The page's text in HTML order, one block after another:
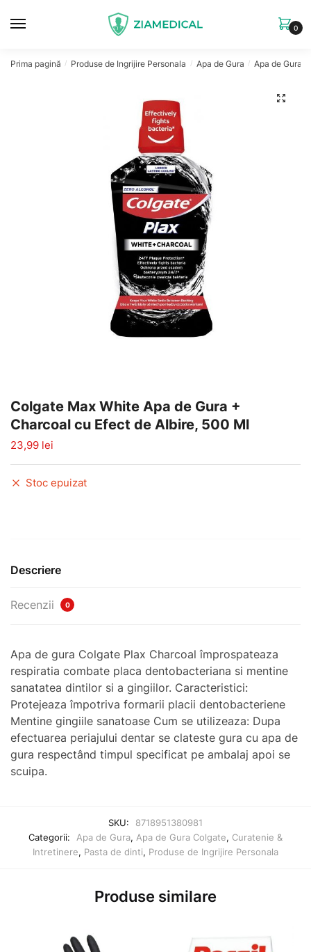
0
Prima pagină / Produse de Ingrijire Personala / Apa de Gura / Apa de Gura
🔍
Colgate Max White Apa de Gura +
Charcoal cu Efect de Albire, 500 Ml
23,99 lei
Stoc epuizat
Descriere
Recenzii 0
Apa de gura Colgate Plax Charcoal împrospateaza
respiratia combate placa dentobacteriana si mentine
sanatatea dintilor si a gingiilor. Caracteristici:
Protejeaza împotriva formarii placii dentobacteriene
Mentine gingiile sanatoase Cum se utilizeaza: Dupa
efectuarea periajului dentar se clateste gura cu apa de
gura respectând timpul specificat pe ambalaj apoi se
scuipa.
SKU:
8718951380981
Categorii:
Apa de Gura, Apa de Gura Colgate, Curatenie &
Intretinere, Pasta de dinti, Produse de Ingrijire Personala
Produse similare